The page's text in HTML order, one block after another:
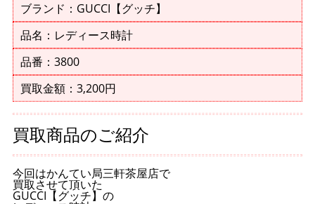
ブランド：GUCCI【グッチ】
品名：レディース時計
品番：3800
買取金額：3,200円
買取商品のご紹介
今回はかんてい局三軒茶屋店で
買取させて頂いた
GUCCI【グッチ】の